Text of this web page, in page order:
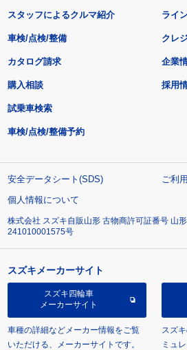
スタッフによるクルマ紹介 ライ
車検/点検/整備 クレ
カタログ請求
購入相談
試乗車検索
車検/点検/整備予約
企業
採用
安全データシート(SDS)
ご利
個人情報について
株式会社 スズキ自販山形 古物商許可証番号 山
241010001575号
スズキメーカーサイト
スズキ四輪車
メーカーサイト
車種の詳細などメーカー情報をご覧
いただける、メーカーサイトです。
スズ
ミュ